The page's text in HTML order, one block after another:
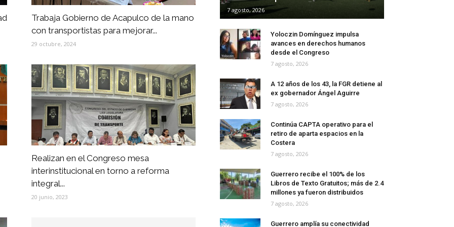
Trabaja Gobierno de Acapulco de la mano
con transportistas para mejorar...
29 octubre, 2024
Realizan en el Congreso mesa
interinstitucional en torno a reforma
integral...
20 junio, 2023
7 agosto, 2026
Yoloczin Domínguez impulsa
avances en derechos humanos
desde el Congreso
7 agosto, 2026
A 12 años de los 43, la FGR detiene al
ex gobernador Ángel Aguirre
7 agosto, 2026
Continúa CAPTA operativo para el
retiro de aparta espacios en la
Costera
7 agosto, 2026
Guerrero recibe el 100% de los
Libros de Texto Gratuitos; más de 2.4
millones ya fueron distribuidos
7 agosto, 2026
Guerrero amplía su conectividad